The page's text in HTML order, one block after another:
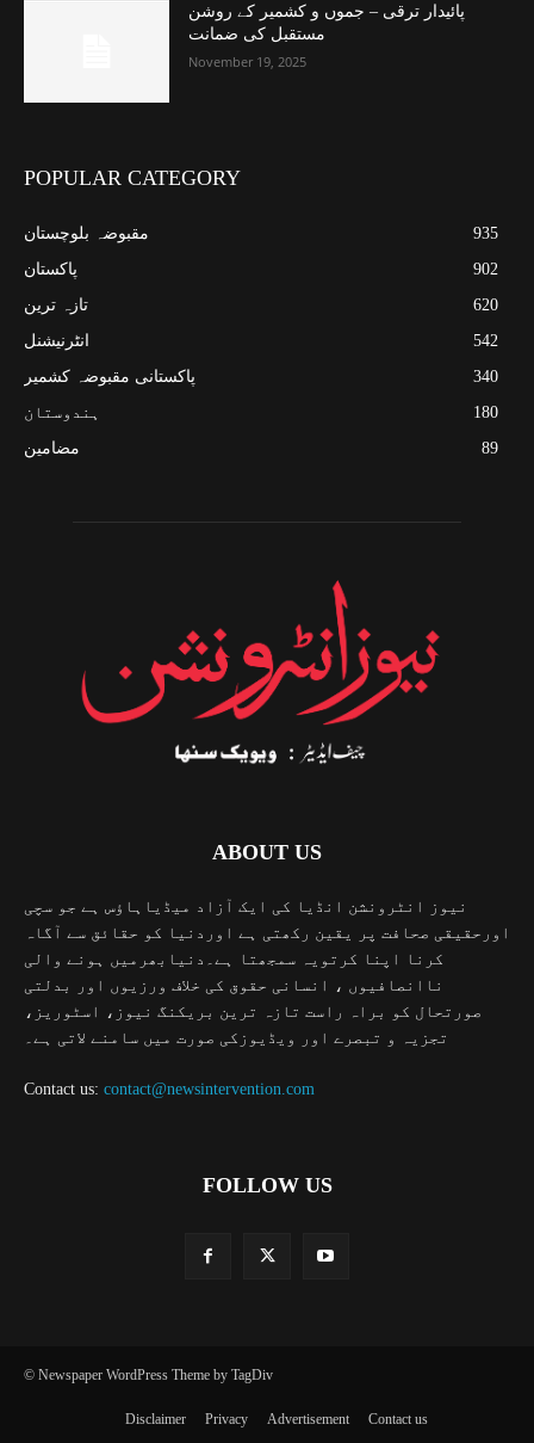
پائیدار ترقی – جموں و کشمیر کے روشن
مستقبل کی ضمانت
November 19, 2025
POPULAR CATEGORY
مقبوضہ بلوچستان
935
پاکستان
902
تازہ ترین
620
انٹرنیشنل
542
پاکستانی مقبوضہ کشمیر
340
ہندوستان
180
مضامین
89
ABOUT US
نیوز انٹرونشن انڈیا کی ایک آزاد میڈیاہاؤس ہے جو سچی
اورحقیقی صحافت پر یقین رکھتی ہے اوردنیا کو حقائق سے آگاہ
کرنا اپنا کرتویہ سمجھتا ہے۔دنیابھرمیں ہونے والی
ناانصافیوں ، انسانی حقوق کی خلاف ورزیوں اور بدلتی
صورتحال کو براہ راست تازہ ترین بریکنگ نیوز، اسٹوریز،
تجزیہ و تبصرے اور ویڈیوزکی صورت میں سامنے لاتی ہے۔
Contact us: contact@newsintervention.com
FOLLOW US
© Newspaper WordPress Theme by TagDiv
Disclaimer Privacy Advertisement Contact us